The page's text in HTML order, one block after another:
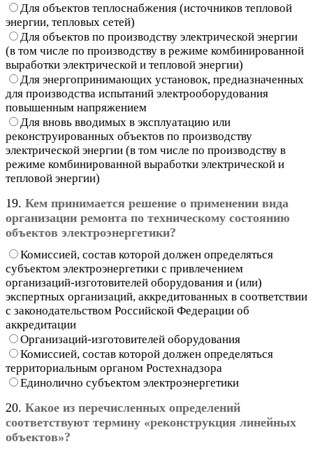
Для объектов теплоснабжения (источников тепловой
энергии, тепловых сетей)
Для объектов по производству электрической энергии
(в том числе по производству в режиме комбинированной
выработки электрической и тепловой энергии)
Для энергопринимающих установок, предназначенных
для производства испытаний электрооборудования
повышенным напряжением
Для вновь вводимых в эксплуатацию или
реконструированных объектов по производству
электрической энергии (в том числе по производству в
режиме комбинированной выработки электрической и
тепловой энергии)
19. Кем принимается решение о применении вида
организации ремонта по техническому состоянию
объектов электроэнергетики?
Комиссией, состав которой должен определяться
субъектом электроэнергетики с привлечением
организаций-изготовителей оборудования и (или)
экспертных организаций, аккредитованных в соответствии
с законодательством Российской Федерации об
аккредитации
Организаций-изготовителей оборудования
Комиссией, состав которой должен определяться
территориальным органом Ростехнадзора
Единолично субъектом электроэнергетики
20. Какое из перечисленных определений
соответствуют термину «реконструкция линейных
объектов»?